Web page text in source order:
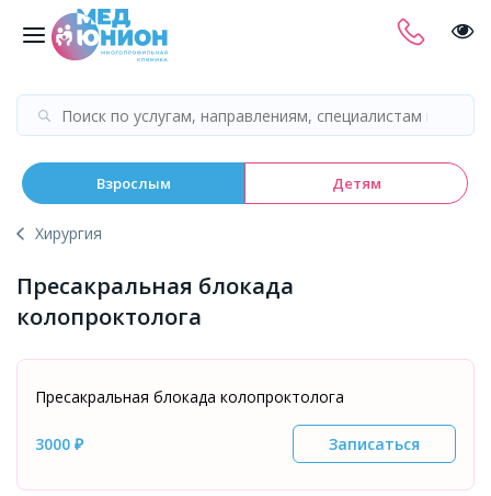
Взрослым Детям
Хирургия
Пресакральная блокада
колопроктолога
Пресакральная блокада колопроктолога
3000 ₽ Записаться